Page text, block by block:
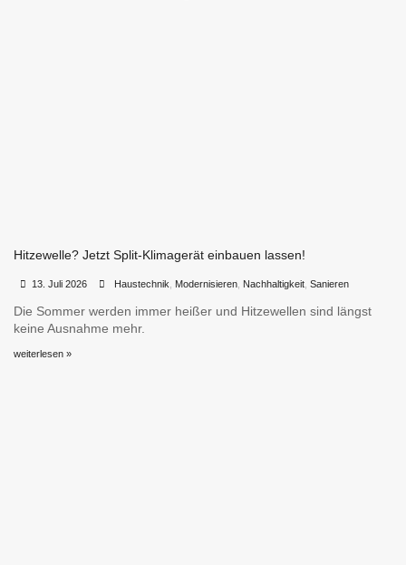
Hitzewelle? Jetzt Split-Klimagerät einbauen lassen!
13. Juli 2026 Haustechnik Modernisieren, Nachhaltigkeit, Sanieren
Die Sommer werden immer heißer und Hitzewellen sind längst
keine Ausnahme mehr.
weiterlesen »